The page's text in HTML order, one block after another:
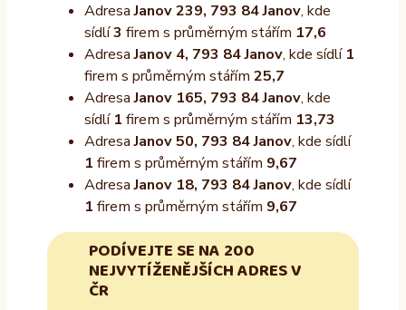
AdresaJanov 239, 793 84 Janov, kde
sídlí3 firem s průměrným stářím 17,6
AdresaJanov 4, 793 84 Janov, kde sídlí 1
firem s průměrným stářím 25,7
AdresaJanov 165, 793 84 Janov, kde
sídlí 1 firem s průměrným stářím 13,73
AdresaJanov 50, 793 84 Janov, kde sídlí
1 firem s průměrným stářím 9,67
AdresaJanov 18, 793 84 Janov, kde sídlí
1 firem s průměrným stářím 9,67
PODÍVEJTE SE NA 200
NEJVYTÍŽENĚJŠÍCH ADRES V
ČR